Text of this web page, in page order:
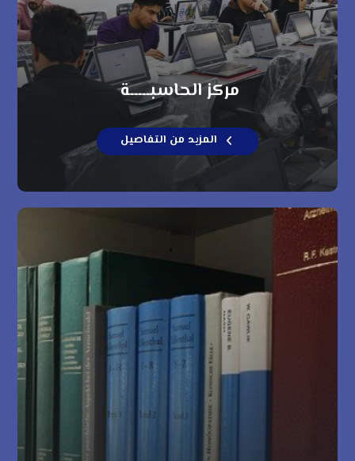
مركز الحاسبـــــة
المزيد من التفاصيل